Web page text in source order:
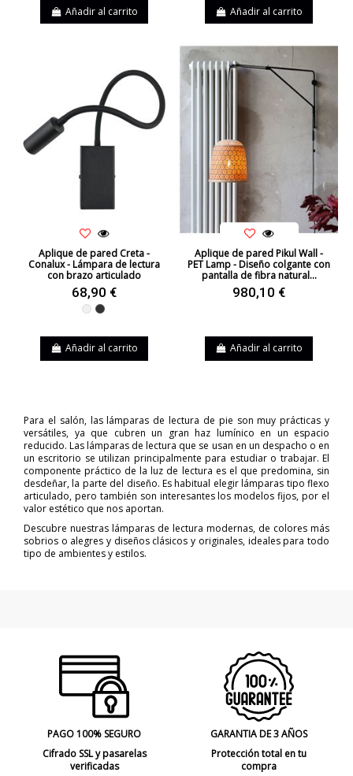
Añadir al carrito Añadir al carrito
Aplique de pared Creta -
Conalux - Lámpara de lectura
con brazo articulado
68,90 €
BlancoNegro
Añadir al carrito
Aplique de pared Pikul Wall -
PET Lamp - Diseño colgante con
pantalla de fibra natural...
980,10 €
Añadir al carrito
Para el salón, las lámparas de lectura de pie son muy prácticas y
versátiles, ya que cubren un gran haz lumínico en un espacio
reducido. Las lámparas de lectura que se usan en un despacho o en
un escritorio se utilizan principalmente para estudiar o trabajar. El
componente práctico de la luz de lectura es el que predomina, sin
desdeñar, la parte del diseño. Es habitual elegir lámparas tipo flexo
articulado, pero también son interesantes los modelos fijos, por el
valor estético que nos aportan.
Descubre nuestras lámparas de lectura modernas, de colores más
sobrios o alegres y diseños clásicos y originales, ideales para todo
tipo de ambientes y estilos.
PAGO 100% SEGURO
Cifrado SSL y pasarelas
verificadas
GARANTIA DE 3 AÑOS
Protección total en tu
compra